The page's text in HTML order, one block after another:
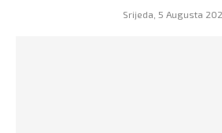
Srijeda, 5 Augusta